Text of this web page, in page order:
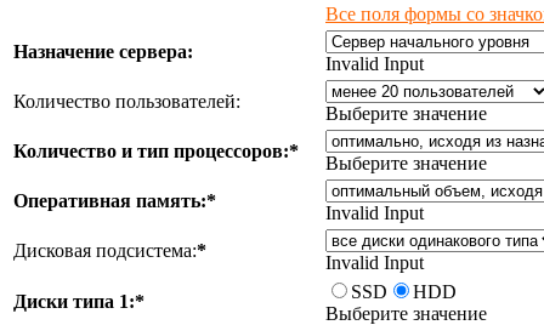
Все поля формы со
Назначение сервера:
Invalid Input
Количество пользователей:
Выберите значение
Количество и тип процессоров:*
Выберите значение
Оперативная память:*
Invalid Input
Дисковая подсистема:*
Invalid Input
Диски типа 1:* SSD
HDD
Выберите значение